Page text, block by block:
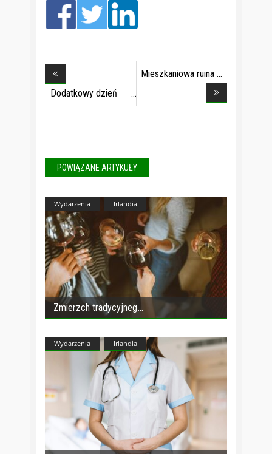
Dodatkowy dzień
Mieszkaniowa ruina
POWIĄZANE ARTYKUŁY
Wydarzenia Irlandia
Zmierzch tradycyjneg
Wydarzenia Irlandia